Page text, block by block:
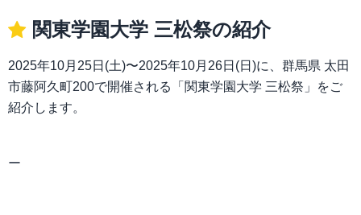
関東学園大学 三松祭の紹介
2025年10月25日(土)〜2025年10月26日(日)に、群馬県 太田
市藤阿久町200で開催される「関東学園大学 三松祭」をご
紹介します。
ー